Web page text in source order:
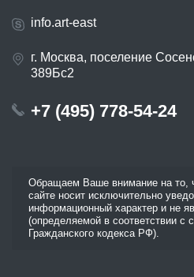
info.art-east
г. Москва, поселение
389Бс2
+7 (495) 778-54-24
Обращаем Ваше внимание на то,
сайте носит исключительно
информационный характер и не
(определяемой в соответствии с
Гражданского кодекса РФ).